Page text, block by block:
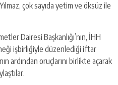
çok sayıda yetim ve öksüz ile
Dairesi Başkanlığı’nın, İHH
işbirliğiyle düzenlediği iftar
ardından oruçlarını birlikte açarak